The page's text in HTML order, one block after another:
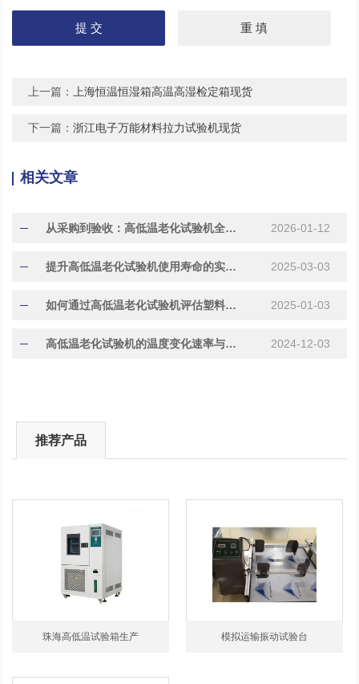
上一篇： 上海恒温恒湿箱高温高湿检定箱现货
下一篇：浙江电子万能材料拉力试验机现货
相关文章
从采购到验收：高低温老化试验机全流程使用指南 2026-01-12
提升高低温老化试验机使用寿命的实用技巧与方法 2025-03-03
如何通过高低温老化试验机评估塑料材料的耐久性? 2025-01-03
高低温老化试验机的温度变化速率与样品寿命关系研究 2024-12-03
推荐产品
珠海高低温试验箱生产 模拟运输振动试验台